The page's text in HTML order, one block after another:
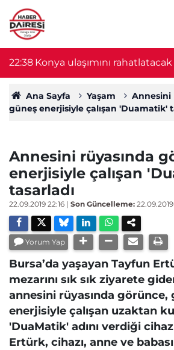
22:38 Konya ulaşımını
proje başlıyor! Bakan
Ana Sayfa Yaşam
Annesini
güneş enerjisiyle çalışan 'Duamatik'
Annesini rüyasında
enerjisiyle çalışan
tasarladı
22.09.2019 22:16 | Son Güncelleme: 22.09.2019
Yorum Yap
Bursa’da yaşayan Tayfun
mezarını sık sık ziyarete
annesini rüyasında görünce,
enerjisiyle çalışan uzaktan
'DuaMatik' adını verdiği
Ertürk, cihazı, anne ve